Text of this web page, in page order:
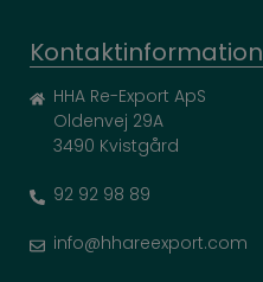
Kontaktinformation
HHA Re-Export ApS
Oldenvej 29A
3490 Kvistgård
92 92 98 89
info@hhareexport.com